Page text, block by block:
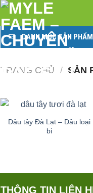
DANH MỤC SẢN PHẨM
TRANG CHỦ / SẢN
Dâu tây Đà Lạt – Dâu loại
bi
THÔNG TIN LIÊN